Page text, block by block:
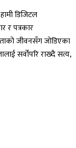
डिजिटल
र पत्रकार
जीवनसँग जोडिएका
सर्वोपरि राख्दै सत्य,